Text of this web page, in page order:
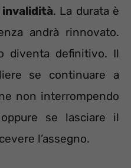
invalidità. La durata è
andrà rinnovato.
diventa definitivo. Il
se continuare a
non interrompendo
se lasciare il
l’assegno.